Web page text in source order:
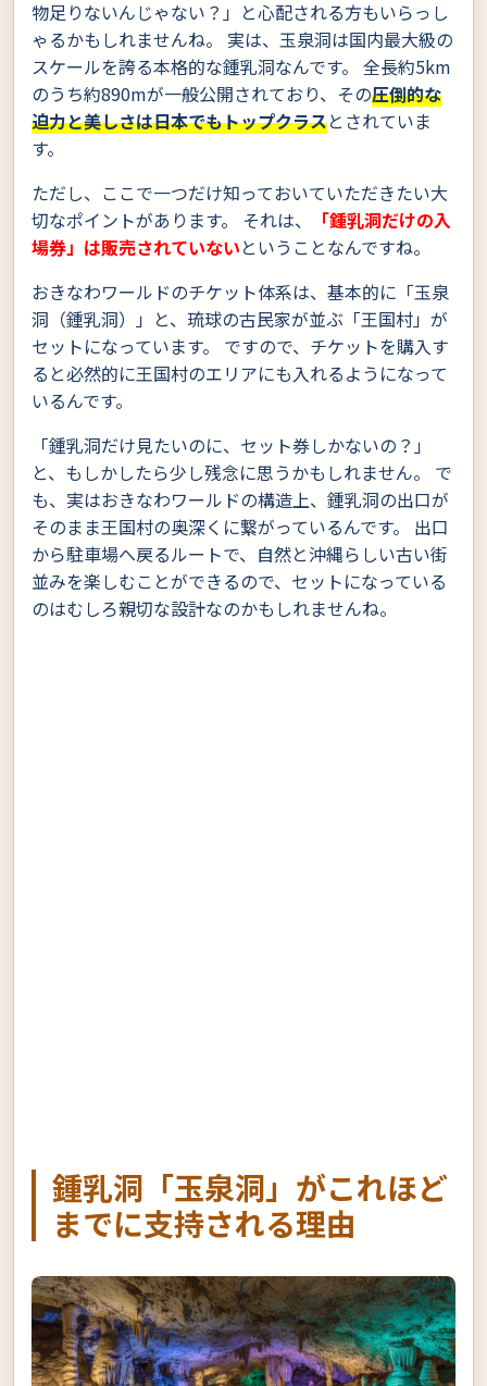
物足りないんじゃない？」と心配される方もいらっし
ゃるかもしれませんね。 実は、玉泉洞は国内最大級の
スケールを誇る本格的な鍾乳洞なんです。 全長約5km
のうち約890mが一般公開されており、その圧倒的な
迫力と美しさは日本でもトップクラスとされていま
す。
ただし、ここで一つだけ知っておいていただきたい大
切なポイントがあります。 それは、
「鍾乳洞だけの入
場券」は販売されていないということなんですね。
おきなわワールドのチケット体系は、基本的に「玉泉
洞（鍾乳洞）」と、琉球の古民家が並ぶ「王国村」が
セットになっています。 ですので、チケットを購入す
ると必然的に王国村のエリアにも入れるようになって
いるんです。
「鍾乳洞だけ見たいのに、セット券しかないの？」
と、もしかしたら少し残念に思うかもしれません。 で
も、実はおきなわワールドの構造上、鍾乳洞の出口が
そのまま王国村の奥深くに繋がっているんです。 出口
から駐車場へ戻るルートで、自然と沖縄らしい古い街
並みを楽しむことができるので、セットになっている
のはむしろ親切な設計なのかもしれませんね。
鍾乳洞「玉泉洞」がこれほど
までに支持される理由